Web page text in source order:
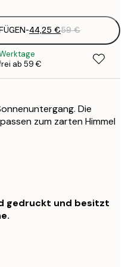
-44,25 €59 €
ab 59 €
Die
zum zarten Himmel
gedruckt und besitzt